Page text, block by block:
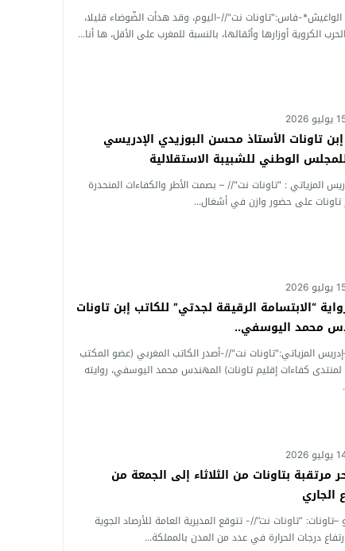
فاس:"تاونات نت"//-اليوم، وقد هدأت الضّوضاء قليلا،
الكروية أوزارها وأثقالها، بالنسبة للمغرب على الأقل، ها أنا...
إبن تاونات الأستاذ محسن البوزيدي الإدريسي
الوطني للشبيبة الاستقلالية
المزياتي : "تاونات نت"// – بصمت الأطر والكفاءات المنحدرة
تاونات على حضور وازن في أشغال...
“الابتسامة الرقيقة لجدتي” للكاتب إبن تاونات
محمد اليوسفي..
المزياتي:"تاونات نت"//-أصدر الكاتب المغربي (عضو المكتب
لمنتدى كفاءات إقليم تاونات) المهندس محمد اليوسفي، روايته
مرتقبة بتاونات من الثلاثاء إلى الجمعة من
الجاري
–تاونات: ”تاونات نت”//- تتوقع المديرية العامة للأرصاد الجوية
درجات الحرارة في عدد من المدن بالمملكة...